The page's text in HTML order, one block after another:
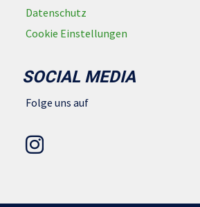
Datenschutz
Cookie Einstellungen
SOCIAL MEDIA
Folge uns auf